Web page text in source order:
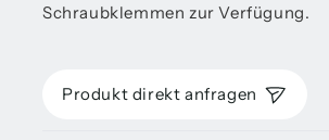
Schraubklemmen zur Verfügung.
Produkt direkt anfragen